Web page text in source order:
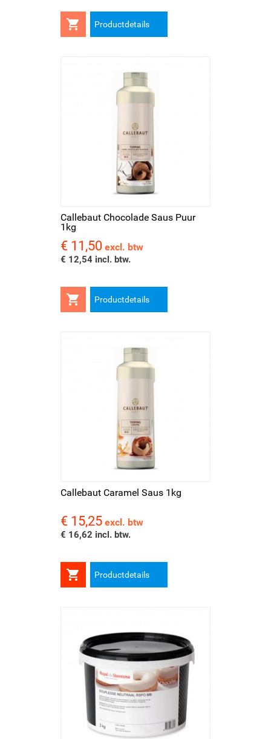
 Productdetails
Callebaut Chocolade Saus Puur
1kg
Prijs
€ 11,50 excl. btw
€ 12,54 incl. btw.
 Productdetails
Callebaut Caramel Saus 1kg
Prijs
€ 15,25 excl. btw
€ 16,62 incl. btw.
 Productdetails